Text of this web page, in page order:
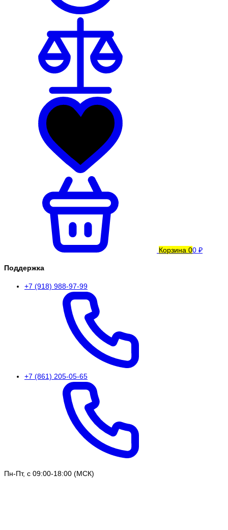
Корзина 00 ₽
Поддержка
+7 (918) 988-97-99
+7 (861) 205-05-65
Пн-Пт, с 09:00-18:00 (МСК)